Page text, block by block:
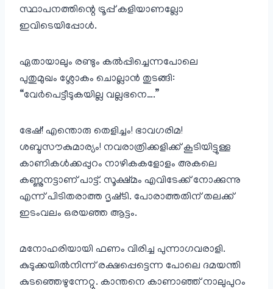
സ്ഥാപനത്തിന്റെ ട്രൂപ്പ് കളിയാണല്ലോ
ഇവിടെയിപ്പോൾ.
ഏതായാലും രണ്ടും കൽപ്പിച്ചെന്നപോലെ
പുതുമുഖം ശ്ലോകം ചൊല്ലാൻ തുടങ്ങി:
“വേർപെട്ടീടുകയില്ല വല്ലഭനെ….”
ഭേഷ്! എന്തൊരു തെളിച്ചം! ഭാവഗരിമ!
ശബ്ദസൗകുമാര്യം! നവരാത്രിക്കളിക്ക് കൂടിയിട്ടുള്ള
കാണികൾക്കപ്പുറം നാഴികകളോളം അകലെ
കണ്ണുനട്ടാണ്‌ പാട്ട്. സൂക്ഷ്മം എവിടേക്ക് നോക്കുന്നു
എന്ന് പിടിതരാത്ത ദൃഷ്‌ടി. പോരാത്തതിന് തലക്ക്
ഇടംവലം ഒരയഞ്ഞ ആട്ടം.
മനോഹരിയായി ഫണം വിരിച്ച പുന്നാഗവരാളി.
കുടുക്കയിൽനിന്ന് രക്ഷപ്പെട്ടെന്ന പോലെ ദമയന്തി
കുടഞ്ഞെഴുന്നേറ്റു. കാന്തനെ കാണാഞ്ഞ് നാലുപുറം